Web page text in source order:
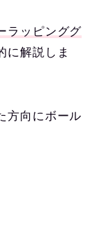
ラッピンググ
に解説しま
方向にボール